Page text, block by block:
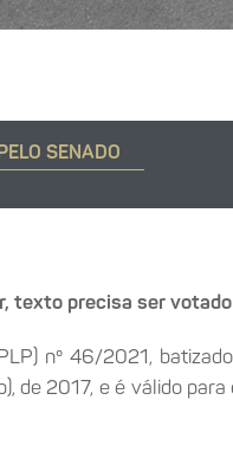
SENADO
texto precisa ser
nº 46/2021,
de 2017, e é válido